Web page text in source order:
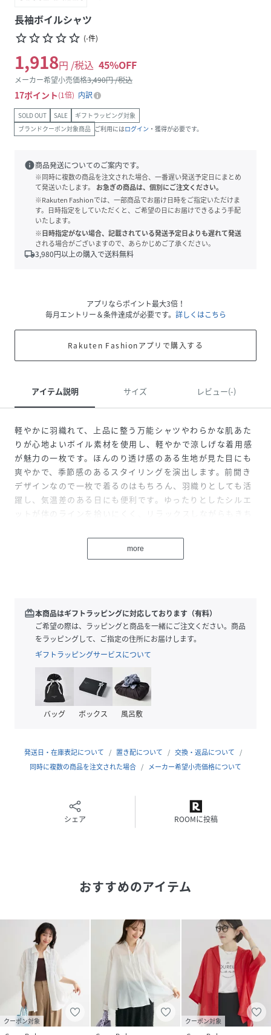
長袖ボイルシャツ
star_borderstar_borderstar_borderstar_borderstar_border (-件)
1,918円 /税込 45%OFF
メーカー希望小売価格3,490円 /税込
17ポイント 1倍 内訳
SOLD OUT SALE
ギフトラッピング対象
ブランドクーポン対象商品 ご利用にはログイン ・獲得が必要です。
info商品発送についてのご案内です。
※同時に複数の商品を注文された場合、一番遅い発送予定日にまとめ
て発送いたします。
お急ぎの商品は、個別にご注文ください。
※Rakuten Fashionでは、一部商品でお届け日時をご指定いただけま
す。日時指定をしていただくと、ご希望の日にお届けできるよう手配
いたします。
※日時指定がない場合、記載されている発送予定日よりも遅れて発送
される場合がございますので、あらかじめご了承ください。
local_shipping3,980円以上の購入で送料無料
アプリならポイント最大3倍！
毎月エントリー＆条件達成が必要です。 詳しくはこちら
Rakuten Fashionアプリで購入する
アイテム説明 サイズ レビュー(-)
軽やかに羽織れて、上品に整う万能シャツやわらかな肌あた
りが心地よいボイル素材を使用し、軽やかで涼しげな着用感
が魅力の一枚です。ほんのり透け感のある生地が見た目にも
爽やかで、季節感のあるスタイリングを演出します。前開き
デザインなので一枚で着るのはもちろん、羽織りとしても活
躍し、気温差のある日にも便利です。ゆったりとしたシルエ
ットが体のラインを拾いにくく、リラックスしながらもきち
とも合わせやすく、日常からお出かけまで幅広く使える万能
アイテムです。透け感[ややあり]
裏地[なし]
ポケット[なし]※モデル着用画像は、光の当たり具合で色味
が違って見える場合がございます。※お使いのモニター環境
によって商品の色味が違って見える場合がございます。
性別タイプ レディース
インド
サイズ F
06001204100-100-106 RX7550)
more
redeem本商品はギフトラッピングに対応しております（有料）
ご希望の際は、ラッピングと商品を一緒にご注文ください。商品
をラッピングして、ご指定の住所にお届けします。
ギフトラッピングサービスについて
バッグ ボックス 風呂敷
発送日・在庫表記について 置き配について
交換・返品について
同時に複数の商品を注文された場合
メーカー希望小売価格について
シェア ROOMに投稿
おすすめのアイテム
クーポン対象 クーポン対象